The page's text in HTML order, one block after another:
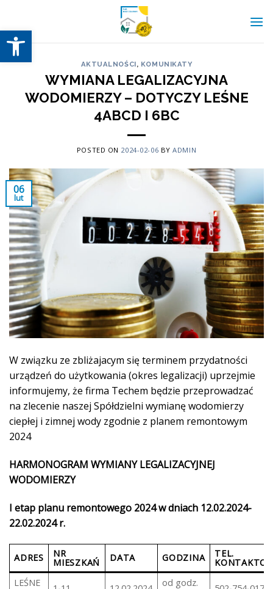
Otwórz pasek narzędzi
content
AKTUALNOŚCI, KOMUNIKATY
WYMIANA LEGALIZACYJNA
WODOMIERZY – DOTYCZY LEŚNE
4ABCD I 6BC
POSTED ON 2024-02-06 BYADMIN
06
lut
W związku ze zbliżajacym się terminem przydatności
urządzeń do użytkowania (okres legalizacji) uprzejmie
informujemy, że firma Techem będzie przeprowadzać
na zlecenie naszej Spółdzielni wymianę wodomierzy
ciepłej i zimnej wody zgodnie z planem remontowym
2024
HARMONOGRAM WYMIANY LEGALIZACYJNEJ
WODOMIERZY
I etap planu remontowego 2024 w dniach 12.02.2024-
22.02.2024 r.
ADRES NR
MIESZKAŃ DATA GODZINA TEL.
LEŚNE
od godz.